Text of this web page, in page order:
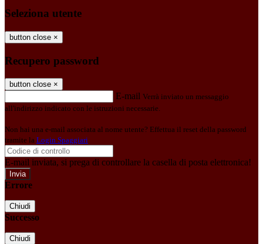
Seleziona utente
button close ×
Recupero password
button close ×
E-mail Verrà inviato un messaggio
all'indirizzo indicato con le istruzioni necessarie.
Non hai una e-mail associata al nome utente? Effettua il reset della password
tramite la Login Spaggiari
E-mail inviata, si prega di controllare la casella di posta elettronica!
Errore
Chiudi
Successo
Chiudi